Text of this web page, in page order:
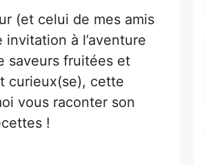
(et celui de mes amis
à l’aventure
saveurs fruitées et
curieux(se), cette
vous raconter son
!